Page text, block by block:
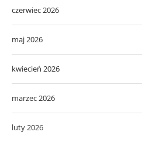
czerwiec 2026
maj 2026
kwiecień 2026
marzec 2026
luty 2026